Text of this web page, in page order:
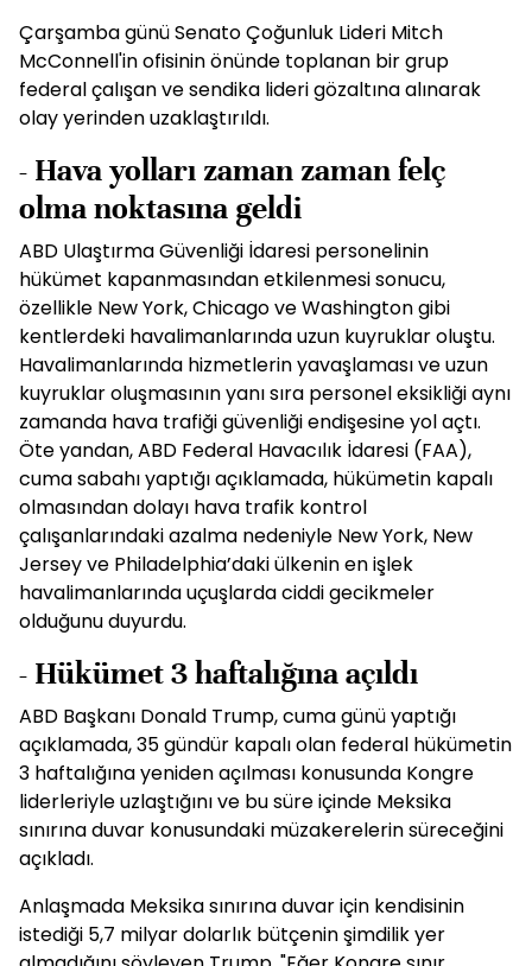
Çarşamba günü Senato Çoğunluk Lideri Mitch
McConnell'in ofisinin önünde toplanan bir grup
federal çalışan ve sendika lideri gözaltına alınarak
olay yerinden uzaklaştırıldı.
- Hava yolları zaman zaman felç
olma noktasına geldi
ABD Ulaştırma Güvenliği İdaresi personelinin
hükümet kapanmasından etkilenmesi sonucu,
özellikle New York, Chicago ve Washington gibi
kentlerdeki havalimanlarında uzun kuyruklar oluştu.
Havalimanlarında hizmetlerin yavaşlaması ve uzun
kuyruklar oluşmasının yanı sıra personel eksikliği aynı
zamanda hava trafiği güvenliği endişesine yol açtı.
Öte yandan, ABD Federal Havacılık İdaresi (FAA),
cuma sabahı yaptığı açıklamada, hükümetin kapalı
olmasından dolayı hava trafik kontrol
çalışanlarındaki azalma nedeniyle New York, New
Jersey ve Philadelphia’daki ülkenin en işlek
havalimanlarında uçuşlarda ciddi gecikmeler
olduğunu duyurdu.
- Hükümet 3 haftalığına açıldı
ABD Başkanı Donald Trump, cuma günü yaptığı
açıklamada, 35 gündür kapalı olan federal hükümetin
3 haftalığına yeniden açılması konusunda Kongre
liderleriyle uzlaştığını ve bu süre içinde Meksika
sınırına duvar konusundaki müzakerelerin süreceğini
açıkladı.
Anlaşmada Meksika sınırına duvar için kendisinin
istediği 5,7 milyar dolarlık bütçenin şimdilik yer